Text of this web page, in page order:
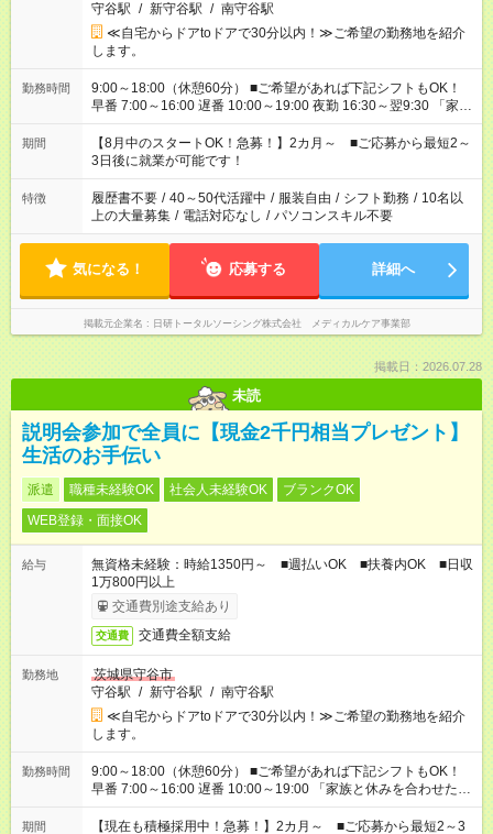
守谷駅 / 新守谷駅 / 南守谷駅
≪自宅からドアtoドアで30分以内！≫ご希望の勤務地を紹介
します。
勤務時間
9:00～18:00（休憩60分） ■ご希望があれば下記シフトもOK！
早番 7:00～16:00 遅番 10:00～19:00 夜勤 16:30～翌9:30 「家族
と休みを合わせたい」 「余裕を持って夕飯の準備がしたい」
「できれば残業はしたくない」 など、ご希望を教えてください
ね。 ※Wワーク希望の方へ 今ご覧のお仕事で希望する勤務時間
と、もう1つのお仕事の勤務時間。 合計で週40時間を超える場
合は応募できません。
期間
【8月中のスタートOK！急募！】2カ月～ ■ご応募から最短2～
3日後に就業が可能です！
特徴 履歴書不要 / 40～50代活躍中 / 服装自由 / シフト勤務 / 10名以
上の大量募集 / 電話対応なし / パソコンスキル不要
気になる！ 応募する 詳細へ
掲載元企業名 日研トータルソーシング株式会社 メディカルケア事業部
掲載日：2026.07.28
未読
説明会参加で全員に【現金2千円相当プレゼント】
生活のお手伝い
派遣 職種未経験OK 社会人未経験OK
ブランクOK
WEB登録・面接OK
給与
無資格未経験：時給1350円～ ■週払いOK ■扶養内OK ■日収
1万800円以上
交通費別途支給あり
交通費 交通費全額支給
勤務地
茨城県守谷市
守谷駅 / 新守谷駅 / 南守谷駅
≪自宅からドアtoドアで30分以内！≫ご希望の勤務地を紹介
します。
勤務時間
9:00～18:00（休憩60分） ■ご希望があれば下記シフトもOK！
早番 7:00～16:00 遅番 10:00～19:00 「家族と休みを合わせた
い」 「余裕を持って夕飯の準備がしたい」 「できれば残業はし
たくない」 など、ご希望を教えてくださいね。 ※Wワーク希望
期間
【現在も積極採用中！急募！】2カ月～ ■ご応募から最短2～3